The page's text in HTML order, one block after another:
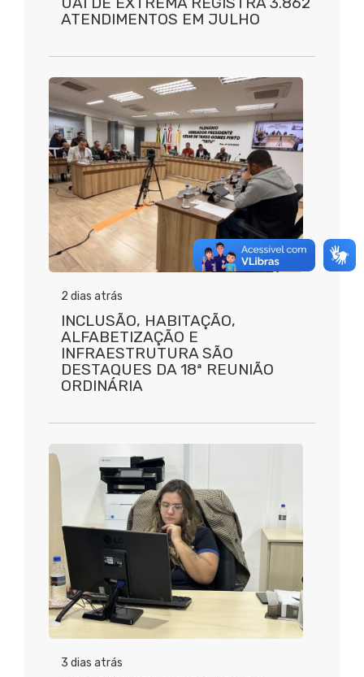
ATENDIMENTOS EM JULHO
2 dias atrás
INCLUSÃO, HABITAÇÃO,
ALFABETIZAÇÃO E
INFRAESTRUTURA SÃO
DESTAQUES DA 18ª REUNIÃO
ORDINÁRIA
3 dias atrás